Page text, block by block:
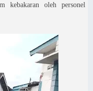
kebakaran oleh personel